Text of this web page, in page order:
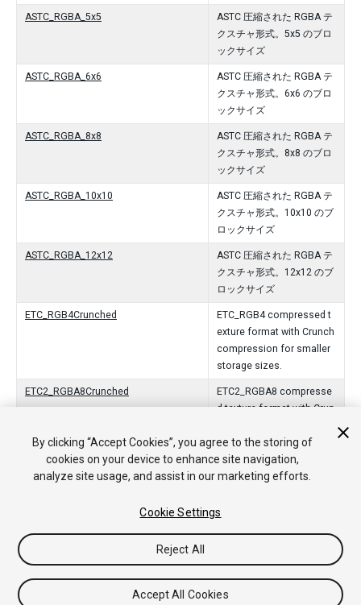
ASTC_RGBA_5x5
ASTC 圧縮された RGBA テ
クスチャ形式。5x5 のブロ
ックサイズ
ASTC_RGBA_6x6
ASTC 圧縮された RGBA テ
クスチャ形式。6x6 のブロ
ックサイズ
ASTC_RGBA_8x8
ASTC 圧縮された RGBA テ
クスチャ形式。8x8 のブロ
ックサイズ
ASTC_RGBA_10x10
ASTC 圧縮された RGBA テ
クスチャ形式。10x10 のブ
ロックサイズ
ASTC_RGBA_12x12
ASTC 圧縮された RGBA テ
クスチャ形式。12x12 のブ
ロックサイズ
ETC_RGB4Crunched
ETC_RGB4 compressed t
exture format with Crunch
compression for smaller
storage sizes.
ETC2_RGBA8Crunched
ETC2_RGBA8 compresse
d texture format with Crun
er storage sizes.
Copyright © 2018 Unity Technologies. Publication 2017.3
チュートリアル
Answers ナレッジベース フォーラム
アセ
ットストア
プライバシーポリシー
人情報を販売または共有しない
Your Privacy Choices (Cookie Settings)
By clicking “Accept Cookies”, you agree to the storing of
cookies on your device to enhance site navigation,
analyze site usage, and assist in our marketing efforts.
Cookie Settings
Reject All
Accept All Cookies